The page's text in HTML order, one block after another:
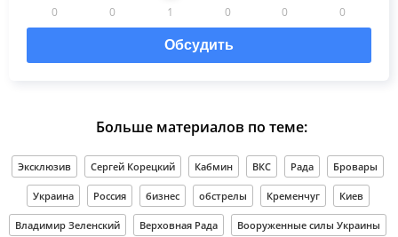
0 0 1 0 0 0
Обсудить
Больше материалов по теме:
Эксклюзив Сергей Корецкий Кабмин ВКС Рада Бровары
Украина Россия бизнес обстрелы Кременчуг Киев
Владимир Зеленский Верховная Рада Вооруженные силы Украины